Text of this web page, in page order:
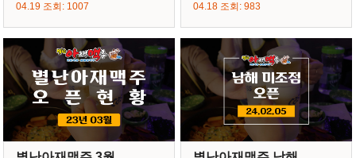
04.19 조회: 1007 04.18 조회: 983